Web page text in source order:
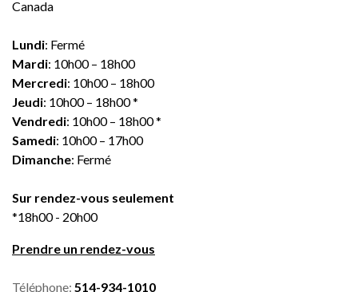
Canada
Lundi: Fermé
Mardi: 10h00 – 18h00
Mercredi: 10h00 – 18h00
Jeudi: 10h00 – 18h00 *
Vendredi: 10h00 – 18h00 *
Samedi: 10h00 – 17h00
Dimanche: Fermé
Sur rendez-vous seulement
*18h00 - 20h00
Prendre un rendez-vous
Téléphone: 514-934-1010